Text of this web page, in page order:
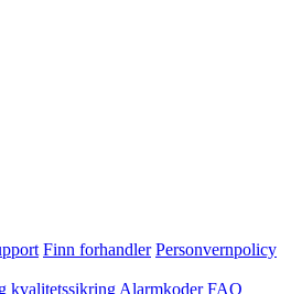
Finn forhandler Personvernpolicy
kvalitetssikring Alarmkoder FAQ